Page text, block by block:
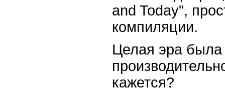
and Today",
компиляции.
Целая эра была
кажется?